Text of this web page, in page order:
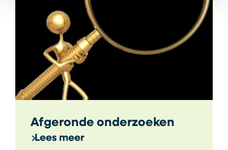
Afgeronde onderzoeken
Lees meer